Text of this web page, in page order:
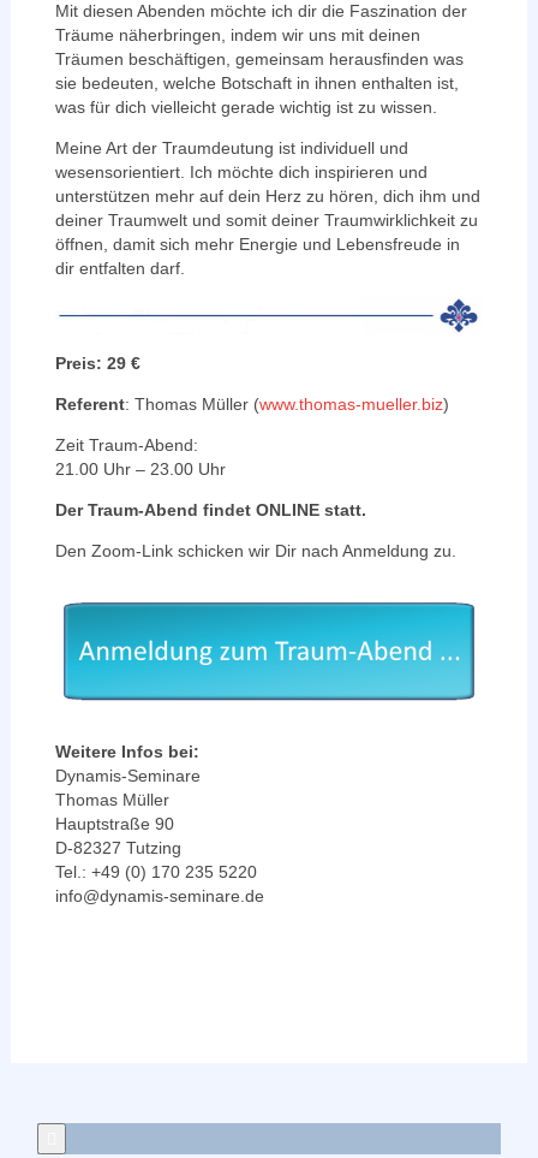
Mit diesen Abenden möchte ich dir die Faszination der
Träume näherbringen, indem wir uns mit deinen
Träumen beschäftigen, gemeinsam herausfinden was
sie bedeuten, welche Botschaft in ihnen enthalten ist,
was für dich vielleicht gerade wichtig ist zu wissen.
Meine Art der Traumdeutung ist individuell und
wesensorientiert. Ich möchte dich inspirieren und
unterstützen mehr auf dein Herz zu hören, dich ihm und
deiner Traumwelt und somit deiner Traumwirklichkeit zu
öffnen, damit sich mehr Energie und Lebensfreude in
dir entfalten darf.
Preis: 29 €
Referent: Thomas Müller (www.thomas-mueller.biz)
Zeit Traum-Abend:
21.00 Uhr – 23.00 Uhr
Der Traum-Abend findet ONLINE statt.
Den Zoom-Link schicken wir Dir nach Anmeldung zu.
Weitere Infos bei:
Dynamis-Seminare
Thomas Müller
Hauptstraße 90
D-82327 Tutzing
Tel.: +49 (0) 170 235 5220
info@dynamis-seminare.de